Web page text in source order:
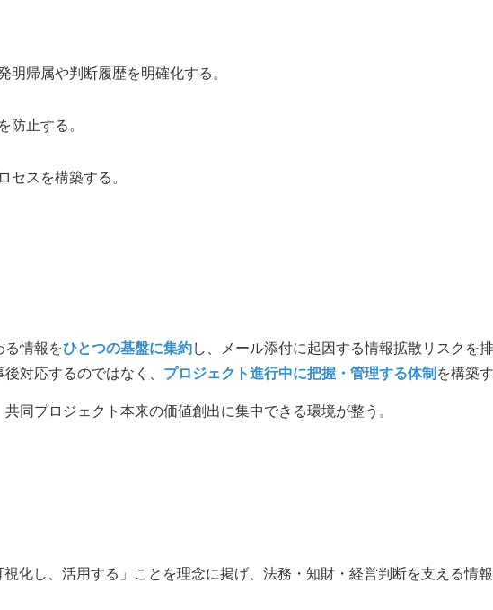
帰属や判断履歴を明確化する。
止する。
スを構築する。
る情報をひとつの基盤に集約し、メール添付に起因する情報拡散リスクを排
対応するのではなく、 プロジェクト進行中に把握・管理する体制を構築
同プロジェクト本来の価値創出に集中できる環境が整う。
化し、活用する」ことを理念に掲げ、法務・知財・経営判断を支える情